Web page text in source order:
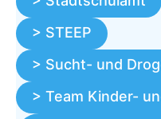
> STEEP
> Sucht- und
> Team Kinder-